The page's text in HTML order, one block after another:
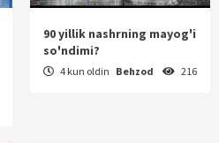
90 yillik nashrning mayog'i
so'ndimi?
4 kun oldin Behzod 216